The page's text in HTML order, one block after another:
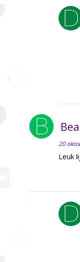
20
Leuk